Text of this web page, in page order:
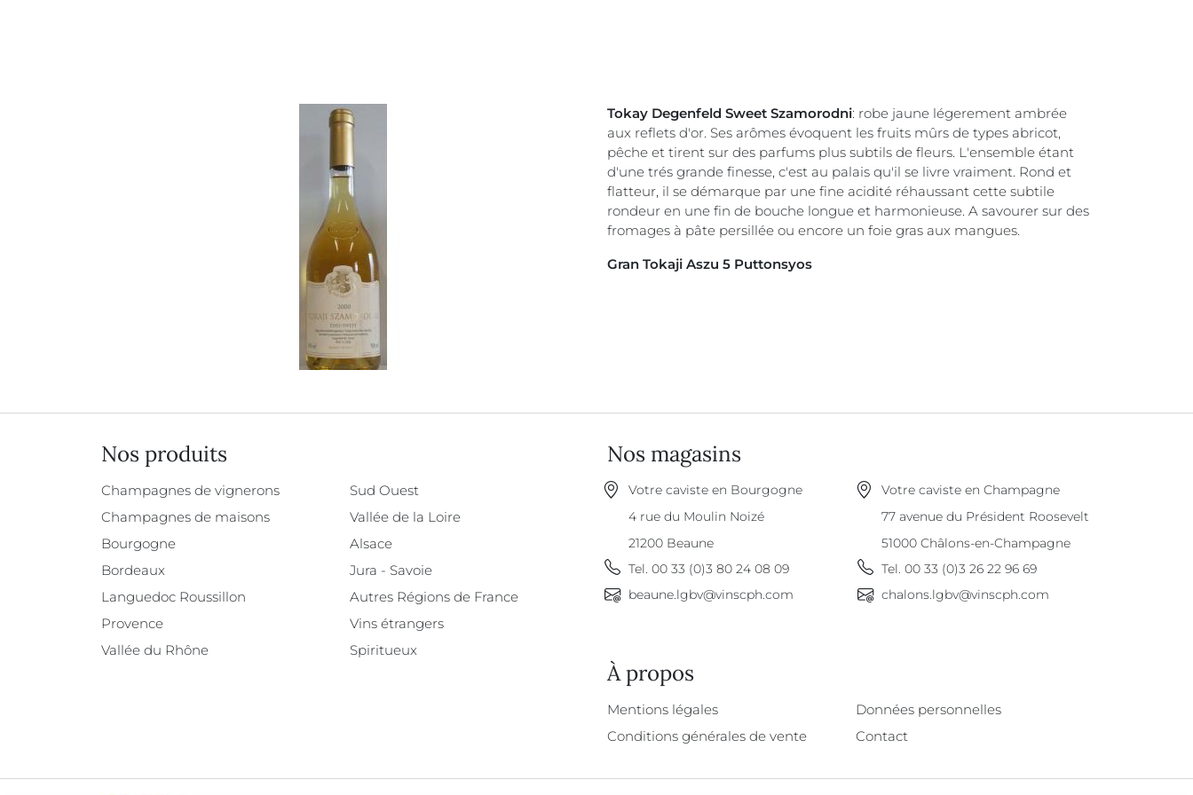
Tokay Degenfeld Sweet Szamorodni: robe jaune légerement ambrée
aux reflets d'or. Ses arômes évoquent les fruits mûrs de types abricot,
pêche et tirent sur des parfums plus subtils de fleurs. L'ensemble étant
d'une trés grande finesse, c'est au palais qu'il se livre vraiment. Rond et
flatteur, il se démarque par une fine acidité réhaussant cette subtile
rondeur en une fin de bouche longue et harmonieuse. A savourer sur des
fromages à pâte persillée ou encore un foie gras aux mangues.
Gran Tokaji Aszu 5 Puttonsyos
Nos produits
Champagnes de vignerons
Champagnes de maisons
Bourgogne
Bordeaux
Languedoc Roussillon
Provence
Vallée du Rhône
Sud Ouest
Vallée de la Loire
Alsace
Jura - Savoie
Autres Régions de France
Vins étrangers
Spiritueux
Nos magasins
Votre caviste en Bourgogne
4 rue du Moulin Noizé
21200 Beaune
Tel. 00 33 (0)3 80 24 08 09
beaune.lgbv@vinscph.com
Votre caviste en Champagne
77 avenue du Président Roosevelt
51000 Châlons-en-Champagne
Tel. 00 33 (0)3 26 22 96 69
chalons.lgbv@vinscph.com
À propos
À propos
Mentions légales
Conditions générales de vente
Données personnelles
Contact